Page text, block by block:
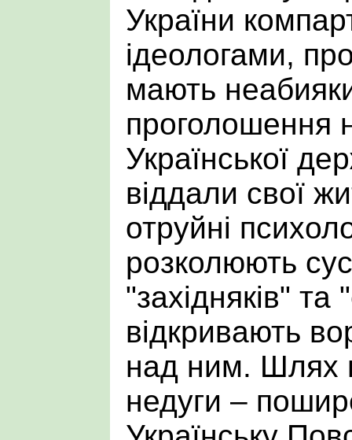
України
ідеологами,
мають
проголошення
Української
віддали свої
отруйні
розколюють
"західняків" та
відкривають
над ним. Шлях
недуги –